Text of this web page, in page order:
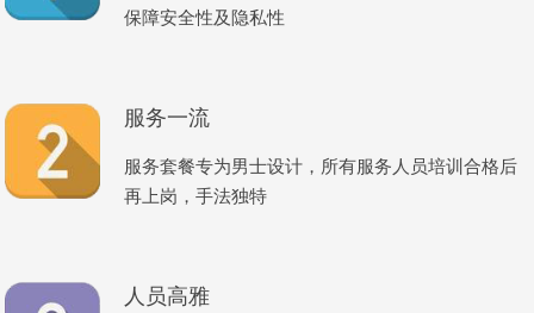
保障安全性及隐私性
服务一流
服务套餐专为男士设计，所有服务人员培训合格后
再上岗，手法独特
人员高雅